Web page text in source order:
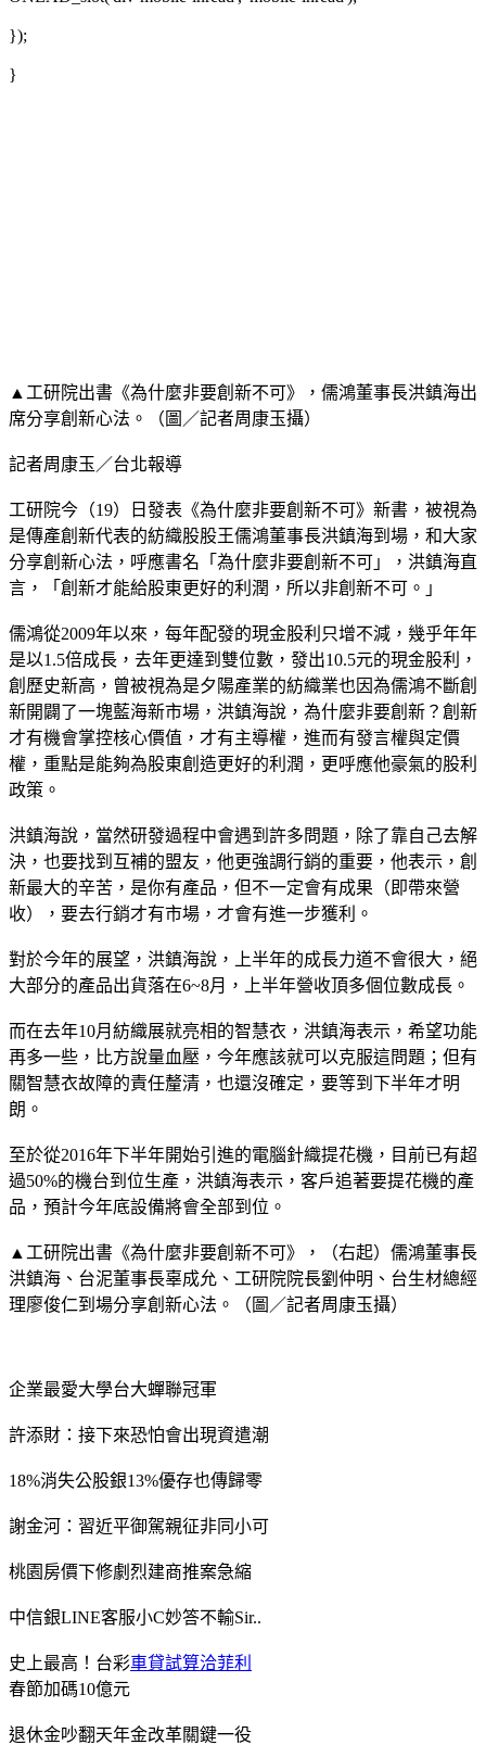
});
}
▲工研院出書《為什麼非要創新不可》，儒鴻董事長洪鎮海出
席分享創新心法。（圖／記者周康玉攝）
記者周康玉／台北報導
工研院今（19）日發表《為什麼非要創新不可》新書，被視為
是傳產創新代表的紡織股股王儒鴻董事長洪鎮海到場，和大家
分享創新心法，呼應書名「為什麼非要創新不可」，洪鎮海直
言，「創新才能給股東更好的利潤，所以非創新不可。」
儒鴻從2009年以來，每年配發的現金股利只增不減，幾乎年年
是以1.5倍成長，去年更達到雙位數，發出10.5元的現金股利，
創歷史新高，曾被視為是夕陽產業的紡織業也因為儒鴻不斷創
新開闢了一塊藍海新市場，洪鎮海說，為什麼非要創新？創新
才有機會掌控核心價值，才有主導權，進而有發言權與定價
權，重點是能夠為股東創造更好的利潤，更呼應他豪氣的股利
政策。
洪鎮海說，當然研發過程中會遇到許多問題，除了靠自己去解
決，也要找到互補的盟友，他更強調行銷的重要，他表示，創
新最大的辛苦，是你有產品，但不一定會有成果（即帶來營
收），要去行銷才有市場，才會有進一步獲利。
對於今年的展望，洪鎮海說，上半年的成長力道不會很大，絕
大部分的產品出貨落在6~8月，上半年營收頂多個位數成長。
而在去年10月紡織展就亮相的智慧衣，洪鎮海表示，希望功能
再多一些，比方說量血壓，今年應該就可以克服這問題；但有
關智慧衣故障的責任釐清，也還沒確定，要等到下半年才明
朗。
至於從2016年下半年開始引進的電腦針織提花機，目前已有超
過50%的機台到位生產，洪鎮海表示，客戶追著要提花機的產
品，預計今年底設備將會全部到位。
▲工研院出書《為什麼非要創新不可》，（右起）儒鴻董事長
洪鎮海、台泥董事長辜成允、工研院院長劉仲明、台生材總經
理廖俊仁到場分享創新心法。（圖／記者周康玉攝）
企業最愛大學台大蟬聯冠軍
許添財：接下來恐怕會出現資遣潮
18%消失公股銀13%優存也傳歸零
謝金河：習近平御駕親征非同小可
桃園房價下修劇烈建商推案急縮
中信銀LINE客服小C妙答不輸Sir..
史上最高！台彩車貸試算洽菲利
春節加碼10億元
退休金吵翻天年金改革關鍵一役